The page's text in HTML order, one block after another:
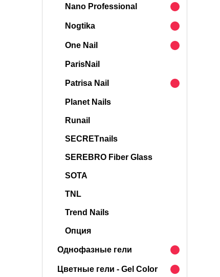
Nano Professional
Nogtika
One Nail
ParisNail
Patrisa Nail
Planet Nails
Runail
SECRETnails
SEREBRO Fiber Glass
SOTA
TNL
Trend Nails
Опция
Однофазные гели
Цветные гели - Gel Color